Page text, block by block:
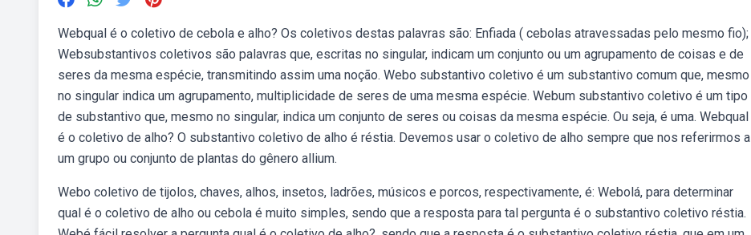
Webqual é o coletivo de cebola e alho? Os coletivos destas palavras são: Enfiada ( cebolas atravessadas pelo mesmo fio);
Websubstantivos coletivos são palavras que, escritas no singular, indicam um conjunto ou um agrupamento de coisas e de
seres da mesma espécie, transmitindo assim uma noção. Webo substantivo coletivo é um substantivo comum que, mesmo
no singular indica um agrupamento, multiplicidade de seres de uma mesma espécie. Webum substantivo coletivo é um tipo
de substantivo que, mesmo no singular, indica um conjunto de seres ou coisas da mesma espécie. Ou seja, é uma. Webqual
é o coletivo de alho? O substantivo coletivo de alho é réstia. Devemos usar o coletivo de alho sempre que nos referirmos a
um grupo ou conjunto de plantas do gênero allium.
Webo coletivo de tijolos, chaves, alhos, insetos, ladrões, músicos e porcos, respectivamente, é: Webolá, para determinar
qual é o coletivo de alho ou cebola é muito simples, sendo que a resposta para tal pergunta é o substantivo coletivo réstia.